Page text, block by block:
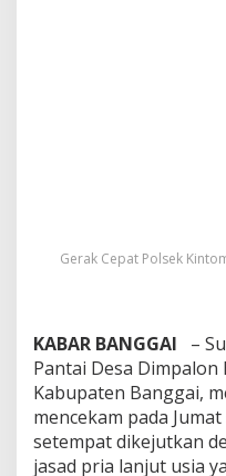
Gerak Cepat Polsek
KABAR BANGGAI
–
Pantai Desa Dimpalon
Kabupaten Banggai,
mencekam pada
setempat dikejutkan
jasad pria lanjut usia